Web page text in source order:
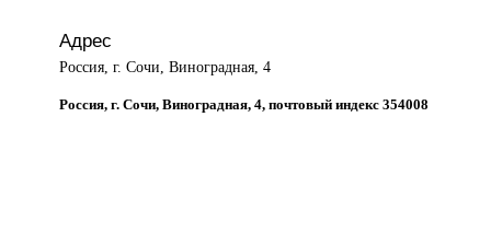
Адрес
Россия, г. Сочи, Виноградная, 4
Россия, г. Сочи, Виноградная, 4, почтовый индекс 354008